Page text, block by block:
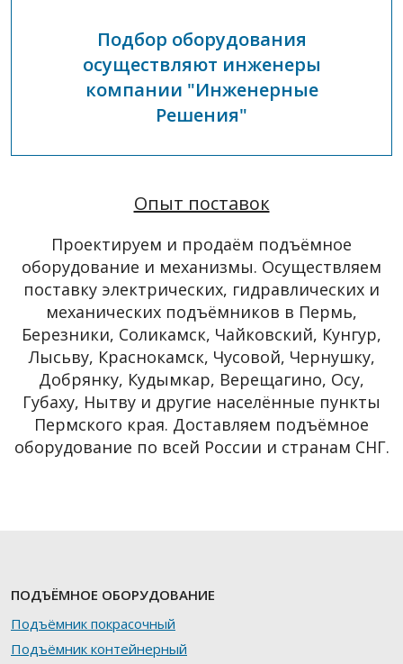
Подбор оборудования
осуществляют инженеры
компании "Инженерные
Решения"
Опыт поставок
Проектируем и продаём подъёмное
оборудование и механизмы. Осуществляем
поставку электрических, гидравлических и
механических подъёмников в Пермь,
Березники, Соликамск, Чайковский, Кунгур,
Лысьву, Краснокамск, Чусовой, Чернушку,
Добрянку, Кудымкар, Верещагино, Осу,
Губаху, Нытву и другие населённые пункты
Пермского края. Доставляем подъёмное
оборудование по всей России и странам СНГ.
ПОДЪЁМНОЕ ОБОРУДОВАНИЕ
Подъёмник покрасочный
Подъёмник контейнерный